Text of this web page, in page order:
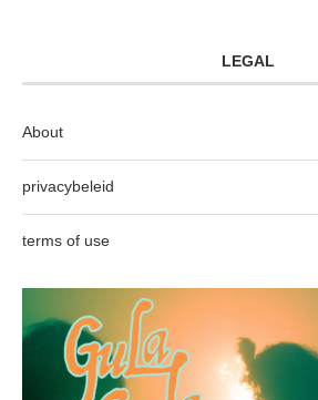
LEGAL
About
privacybeleid
terms of use